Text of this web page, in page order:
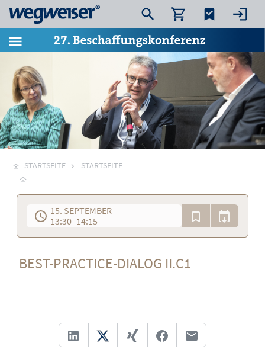
STARTSEITE STARTSEITE
15. SEPTEMBER
13:30–14:15
BEST-PRACTICE-DIALOG II.C1